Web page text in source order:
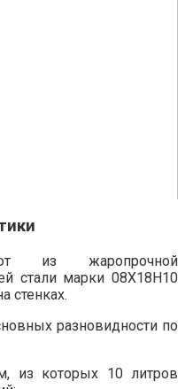
из жаропрочной
стали марки 08Х18Н10
стенках.
разновидности по
из которых 10 литров